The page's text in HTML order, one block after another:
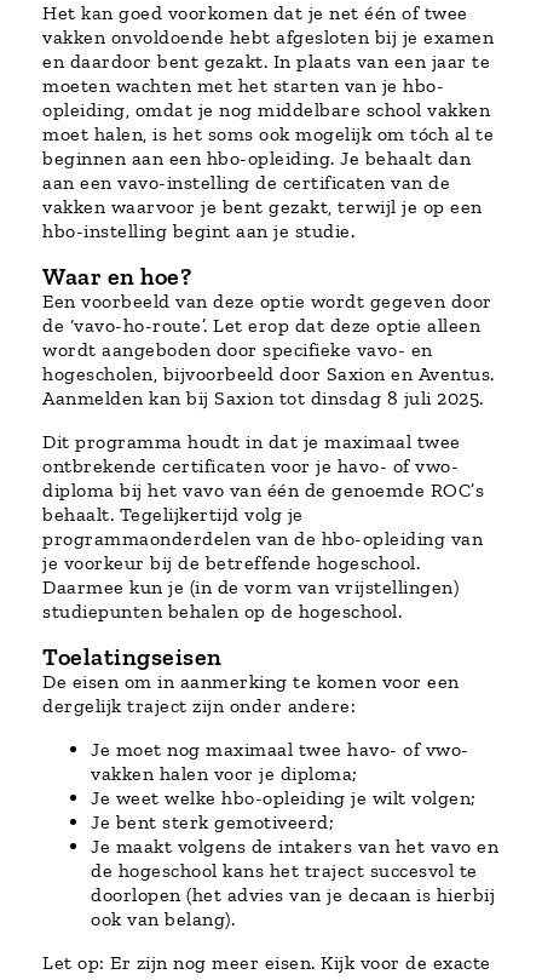
Het kan goed voorkomen dat je net één of twee
vakken onvoldoende hebt afgesloten bij je examen
en daardoor bent gezakt. In plaats van een jaar te
moeten wachten met het starten van je hbo-
opleiding, omdat je nog middelbare school vakken
moet halen, is het soms ook mogelijk om tóch al te
beginnen aan een hbo-opleiding. Je behaalt dan
aan een vavo-instelling de certificaten van de
vakken waarvoor je bent gezakt, terwijl je op een
hbo-instelling begint aan je studie.
Waar en hoe?
Een voorbeeld van deze optie wordt gegeven door
de ‘vavo-ho-route’. Let erop dat deze optie alleen
wordt aangeboden door specifieke vavo- en
hogescholen, bijvoorbeeld door Saxion en Aventus.
Aanmelden kan bij Saxion tot dinsdag 8 juli 2025.
Dit programma houdt in dat je maximaal twee
ontbrekende certificaten voor je havo- of vwo-
diploma bij het vavo van één de genoemde ROC’s
behaalt. Tegelijkertijd volg je
programmaonderdelen van de hbo-opleiding van
je voorkeur bij de betreffende hogeschool.
Daarmee kun je (in de vorm van vrijstellingen)
studiepunten behalen op de hogeschool.
Toelatingseisen
De eisen om in aanmerking te komen voor een
dergelijk traject zijn onder andere:
Je moet nog maximaal twee havo- of vwo-
vakken halen voor je diploma;
Je weet welke hbo-opleiding je wilt volgen;
Je bent sterk gemotiveerd;
Je maakt volgens de intakers van het vavo en
de hogeschool kans het traject succesvol te
doorlopen (het advies van je decaan is hierbij
ook van belang).
Let op: Er zijn nog meer eisen. Kijk voor de exacte